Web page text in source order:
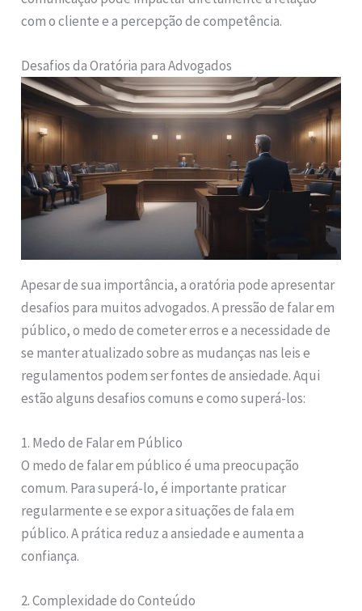
com o cliente e a percepção de competência.
Desafios da Oratória para Advogados
Apesar de sua importância, a oratória pode apresentar
desafios para muitos advogados. A pressão de falar em
público, o medo de cometer erros e a necessidade de
se manter atualizado sobre as mudanças nas leis e
regulamentos podem ser fontes de ansiedade. Aqui
estão alguns desafios comuns e como superá-los:
1. Medo de Falar em Público
O medo de falar em público é uma preocupação
comum. Para superá-lo, é importante praticar
regularmente e se expor a situações de fala em
público. A prática reduz a ansiedade e aumenta a
confiança.
2. Complexidade do Conteúdo